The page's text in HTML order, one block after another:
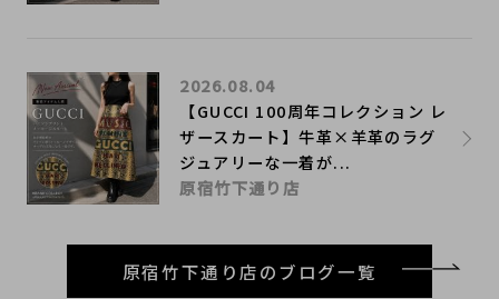
【GUCCI 100周年コレクション レ
ザースカート】牛革×羊革のラグ
ジュアリーな一着が...
2026.08.04
原宿竹下通り店
原宿竹下通り店のブログ一覧